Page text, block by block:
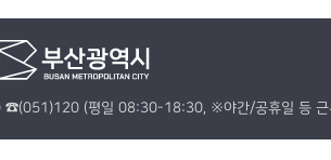
☎(051)120 (평일 08:30-18:30, ※야간/공휴일 등 근